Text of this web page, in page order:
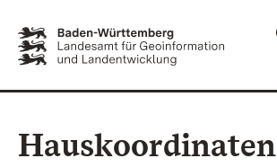
Hauskoordinaten